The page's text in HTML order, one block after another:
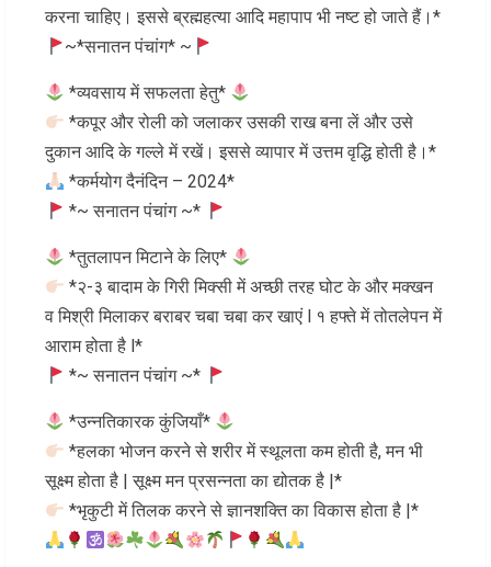
करना चाहिए। इससे ब्रह्महत्या आदि महापाप भी नष्ट हो जाते हैं।*
~*सनातन पंचांग* ~
*व्यवसाय में सफलता हेतु*
*कपूर और रोली को जलाकर उसकी राख बना लें और उसे
दुकान आदि के गल्ले में रखें। इससे व्यापार में उत्तम वृद्धि होती है।*
*कर्मयोग दैनंदिन – 2024*
*~ सनातन पंचांग ~*
*तुतलापन मिटाने के लिए*
*२-३ बादाम के गिरी मिक्सी में अच्छी तरह घोट के और मक्खन
व मिश्री मिलाकर बराबर चबा चबा कर खाएं l १ हफ्ते में तोतलेपन में
आराम होता है l*
*~ सनातन पंचांग ~*
*उन्नतिकारक कुंजियाँ*
*हलका भोजन करने से शरीर में स्थूलता कम होती है, मन भी
सूक्ष्म होता है | सूक्ष्म मन प्रसन्नता का द्योतक है |*
*भृकुटी में तिलक करने से ज्ञानशक्ति का विकास होता है |*